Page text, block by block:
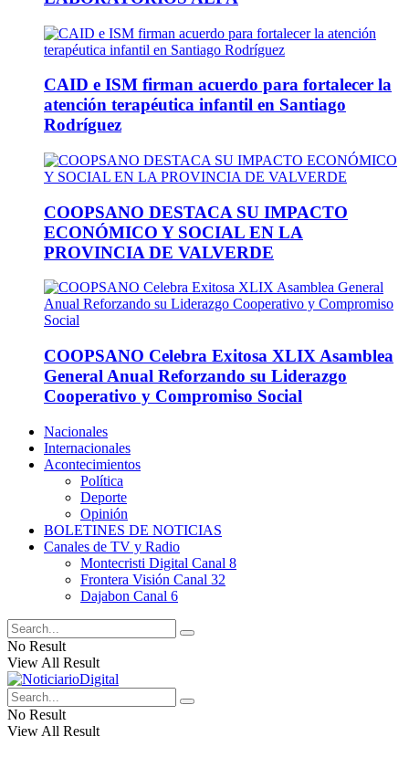
CAID e ISM firman acuerdo para fortalecer la
atención terapéutica infantil en Santiago
Rodríguez
COOPSANO DESTACA SU IMPACTO
ECONÓMICO Y SOCIAL EN LA
PROVINCIA DE VALVERDE
COOPSANO Celebra Exitosa XLIX Asamblea
General Anual Reforzando su Liderazgo
Cooperativo y Compromiso Social
Nacionales
Internacionales
Acontecimientos
Política
Deporte
Opinión
BOLETINES DE NOTICIAS
Canales de TV y Radio
Montecristi Digital Canal 8
Frontera Visión Canal 32
Dajabon Canal 6
No Result
View All Result
No Result
View All Result